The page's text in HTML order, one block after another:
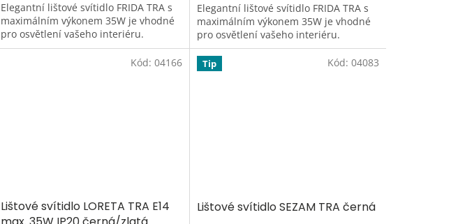
Elegantní lištové svítidlo FRIDA TRA s
maximálním výkonem 35W je vhodné
pro osvětlení vašeho interiéru.
Elegantní lištové svítidlo FRIDA TRA s
maximálním výkonem 35W je vhodné
pro osvětlení vašeho interiéru.
Lištové svítidlo LORETA TRA E14
Kód: 04166 Tip
Lištové svítidlo SEZAM TRA černá
Kód: 04083